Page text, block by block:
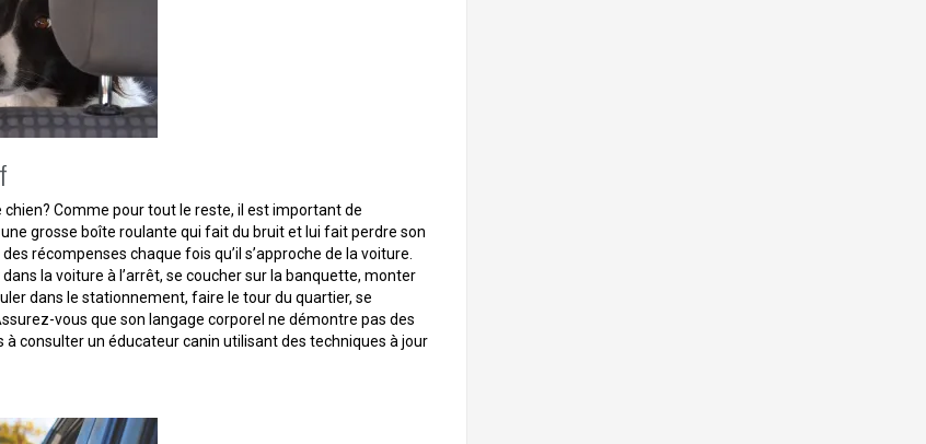
Comme pour tout le reste, il est important de
grosse boîte roulante qui fait du bruit et lui fait perdre son
récompenses chaque fois qu’il s’approche de la voiture.
la voiture à l’arrêt, se coucher sur la banquette, monter
dans le stationnement, faire le tour du quartier, se
vous que son langage corporel ne démontre pas des
à consulter un éducateur canin utilisant des techniques à jour